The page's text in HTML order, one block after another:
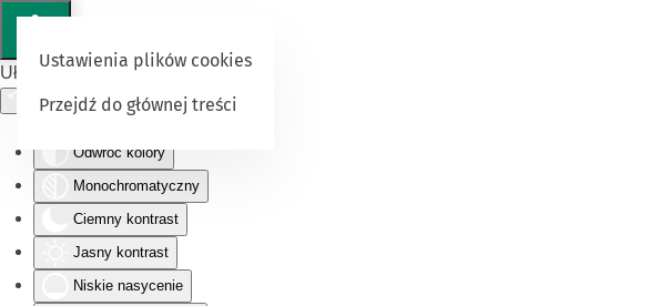
Ułatwienia dostępu
Odwróć kolory
Monochromatyczny
Ciemny kontrast
Jasny kontrast
Niskie nasycenie
Ustawienia plików cookies
Przejdź do głównej treści